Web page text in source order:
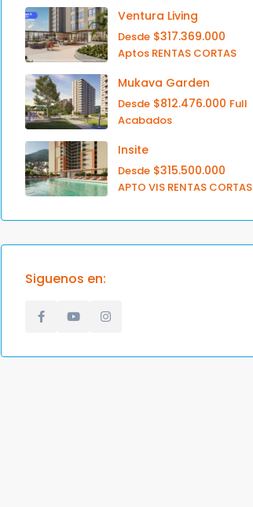
Ventura Living
Desde $317.369.000
Aptos RENTAS CORTAS
Mukava Garden
Desde $812.476.000 Full
Acabados
Insite
Desde $315.500.000
APTO VIS RENTAS CORTAS
Siguenos en: